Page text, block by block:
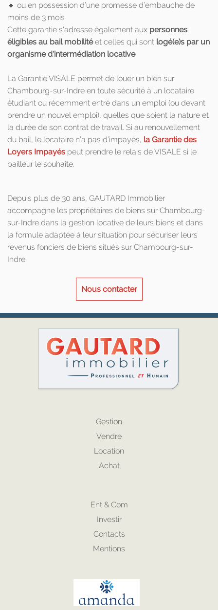
🔸 ou en possession d’une promesse d’embauche de
moins de 3 mois
Cette garantie s'adresse également aux personnes
éligibles au bail mobilitéet celles qui sont logé(e)s par un
organisme d'intermédiation locative
La Garantie VISALE permet de louer un bien sur
Chambourg-sur-Indre en toute sécurité à un locataire
étudiant ou récemment entré dans un emploi (ou devant
prendre un nouvel emploi), quelles que soient la nature et
la durée de son contrat de travail. Si au renouvellement
du bail, le locataire n’a pas d’impayés, la Garantie des
Loyers Impayés peut prendre le relais de VISALE si le
bailleur le souhaite.
Depuis plus de 30 ans, GAUTARD Immobilier
accompagne les propriétaires de biens sur Chambourg-
sur-Indre dans la gestion locative de leurs biens et dans
la formule adaptée à leur situation pour sécuriser leurs
revenus fonciers de biens situés sur Chambourg-sur-
Indre.
Nous contacter
Gestion
Vendre
Location
Achat
Ent & Com
Investir
Contacts
Mentions